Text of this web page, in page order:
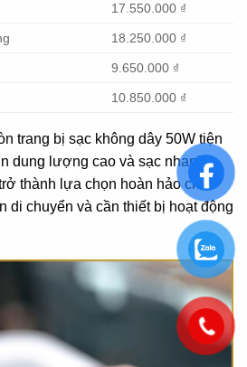
17.550.000 ₫
18.250.000 ₫
9.650.000 ₫
10.850.000 ₫
trang bị sạc không dây 50W tiện
dung lượng cao và sạc nhanh
thành lựa chọn hoàn hảo cho
di chuyển và cần thiết bị hoạt động